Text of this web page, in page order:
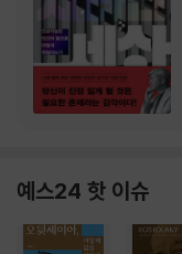
예스24 핫 이슈